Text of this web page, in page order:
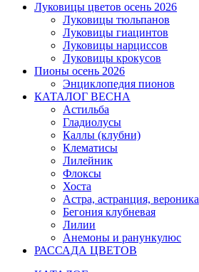
Луковицы цветов осень 2026
Луковицы тюльпанов
Луковицы гиацинтов
Луковицы нарциссов
Луковицы крокусов
Пионы осень 2026
Энциклопедия пионов
КАТАЛОГ ВЕСНА
Астильба
Гладиолусы
Каллы (клубни)
Клематисы
Лилейник
Флоксы
Хоста
Астра, астранция, вероника
Бегония клубневая
Лилии
Анемоны и ранункулюс
РАССАДА ЦВЕТОВ